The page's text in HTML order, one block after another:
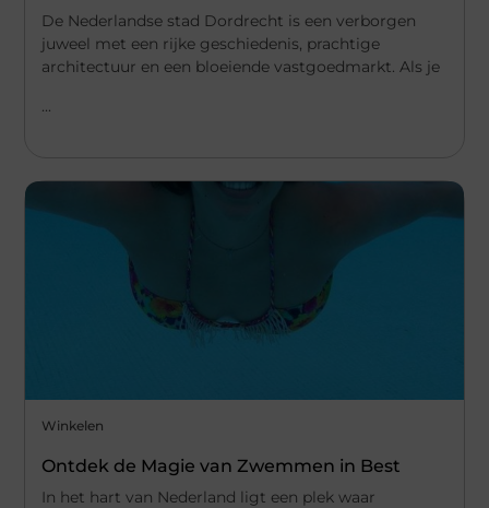
De Nederlandse stad Dordrecht is een verborgen
juweel met een rijke geschiedenis, prachtige
architectuur en een bloeiende vastgoedmarkt. Als je
...
Winkelen
Ontdek de Magie van Zwemmen in Best
In het hart van Nederland ligt een plek waar